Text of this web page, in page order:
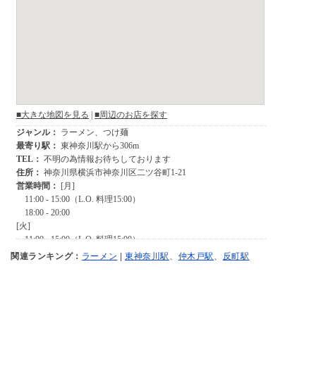
関連ランキング： ラーメン |東神奈川駅 、 仲木戸駅 、 反町駅